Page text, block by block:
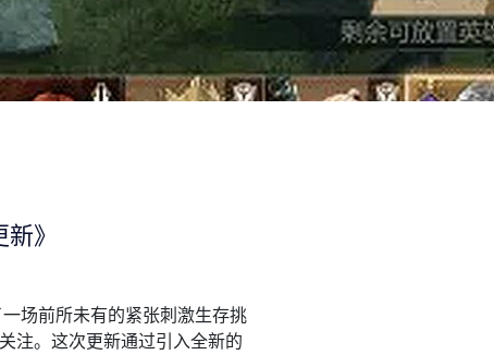
》
场前所未有的紧张刺激生存挑
注。这次更新通过引入全新的